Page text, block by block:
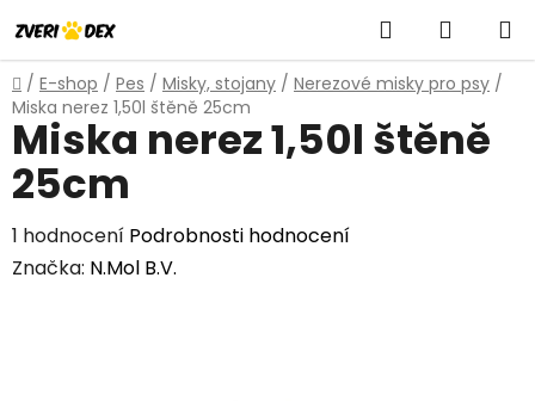
na
obsah
Hledat
KOŠÍK
Domů
/ E-shop / Pes / Misky, stojany / Nerezové misky pro psy /
Miska nerez 1,50l štěně 25cm
Miska nerez 1,50l štěně
25cm
Průměrné
hodnocení
1 hodnocení Podrobnosti hodnocení
Značka: N.Mol B.V.